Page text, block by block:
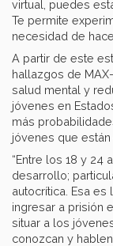
virtual, puedes
Te permite
necesidad de
A partir de este
hallazgos de
salud mental y
jóvenes en
más
jóvenes que están
“Entre los 18 y 24
desarrollo;
autocrítica. Esa
ingresar a prisión
situar a los
conozcan y